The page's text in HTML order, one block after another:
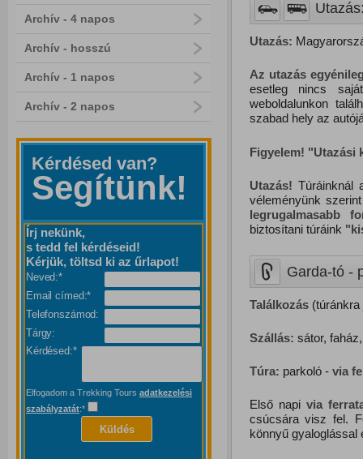
Archív - 4 napos
Archív - hosszú
Archív - 1 napos
Archív - 2 napos
Kérdésed van?
Segítünk!
Írj nekünk,
s tedd fel kérdéseid!
Kérjük, töltsd ki az űrlapot!
Neved:*
Email címed:*
Telefonszámod:
Tárgy:
Kérdésed:*
Elfogadom a Trekking Tours adatkezelési
szabályzatát:*
Küldés
Utazás:
Az utazás
esetleg nincs
weboldalunkon
szabad hely az
Figyelem! "Utazási
Utazás! Túráinknál
véleményünk
legrugalmasabb
biztosítani túráink "
Garda-tó -
Találkozás(túránkra
Szállás: sátor,
Túra: parkoló - via
Első napi via
csúcsára visz fel.
könnyű gyaloglással